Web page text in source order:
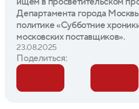
Департамента города
политике «Субботние
московских поставщиков».
23.08.2025
Поделиться: